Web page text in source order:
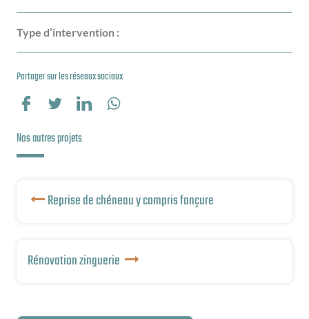
Type d’intervention :
Partager sur les réseaux sociaux
Partager sur FacebookPartager sur Twitter
Nos autres projets
Reprise de chéneau y compris fonçure
Rénovation zinguerie